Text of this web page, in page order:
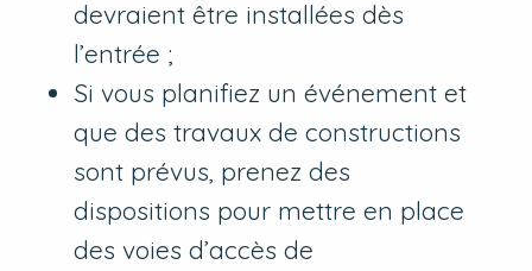
devraient être installées dès
l’entrée ;
Si vous planifiez un événement et
que des travaux de constructions
sont prévus, prenez des
dispositions pour mettre en place
des voies d’accès de